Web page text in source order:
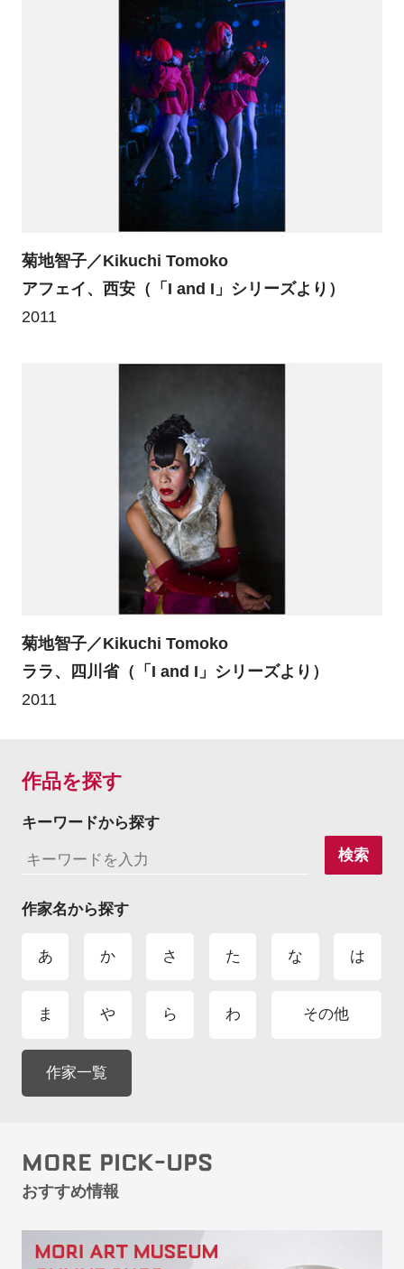
菊地智子／Kikuchi Tomoko
アフェイ、西安（「I and I」シリーズより）
2011
菊地智子／Kikuchi Tomoko
ララ、四川省（「I and I」シリーズより）
2011
作品を探す
キーワードから探す
検索
作家名から探す
あ か さ た な は
ま や ら わ その他
作家一覧
MORE PICK-UPS
おすすめ情報